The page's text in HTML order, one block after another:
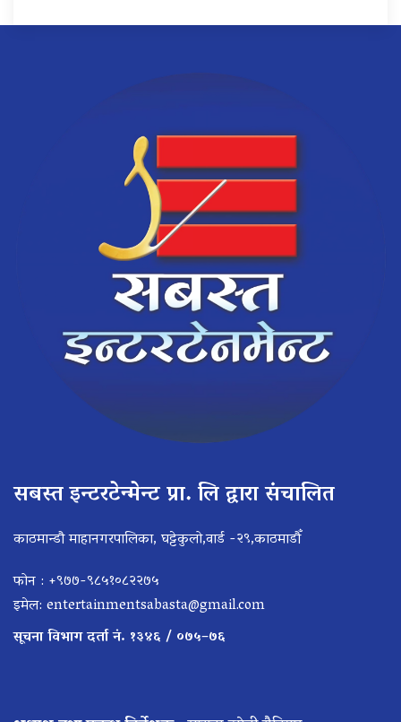
सबस्त इन्टरटेन्मेन्ट प्रा. लि द्वारा संचालित
काठमान्डौ माहानगरपालिका, घट्टेकुलो,वार्ड -२९,काठमाडौँ
फोन : +९७७-९८५१०८२२७५
इमेल: entertainmentsabasta@gmail.com
सूचना विभाग दर्ता नं. १३४६ / ०७५–७६